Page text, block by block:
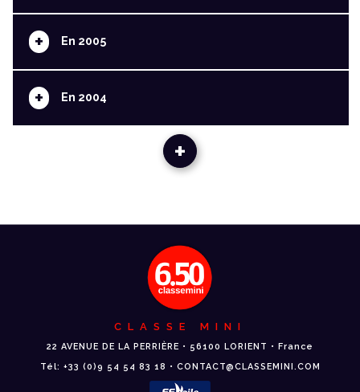
+ En 2005
+ En 2004
+
CLASSE MINI
22 AVENUE DE LA PERRIÈRE • 56100 LORIENT • France
Tél: +33 (0)9 54 54 83 18 • CONTACT@CLASSEMINI.COM